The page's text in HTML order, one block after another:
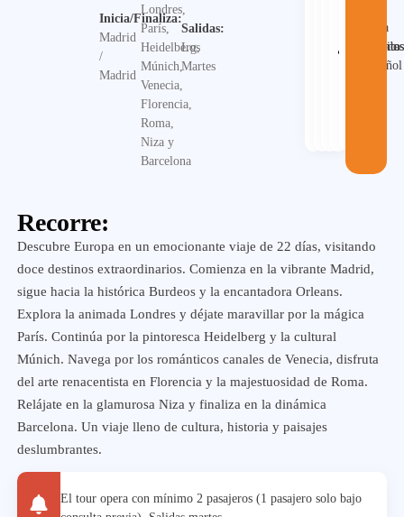
Inicia/Finaliza:
Madrid
/
Madrid
Londres,
París,
Heidelberg,
Múnich,
Venecia,
Florencia,
Roma,
Niza y
Barcelona
Salidas:
Los
Martes
Alojamiento
Desayuno
Traslados
Guia
español
Visitas
Recorre:
Descubre Europa en un emocionante viaje de 22 días, visitando
doce destinos extraordinarios. Comienza en la vibrante Madrid,
sigue hacia la histórica Burdeos y la encantadora Orleans.
Explora la animada Londres y déjate maravillar por la mágica
París. Continúa por la pintoresca Heidelberg y la cultural
Múnich. Navega por los románticos canales de Venecia, disfruta
del arte renacentista en Florencia y la majestuosidad de Roma.
Relájate en la glamurosa Niza y finaliza en la dinámica
Barcelona. Un viaje lleno de cultura, historia y paisajes
deslumbrantes.
El tour opera con mínimo 2 pasajeros (1 pasajero solo bajo